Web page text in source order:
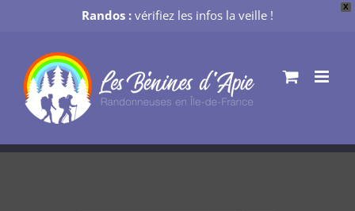
X
Randos : vérifiez les infos la veille !
contenu